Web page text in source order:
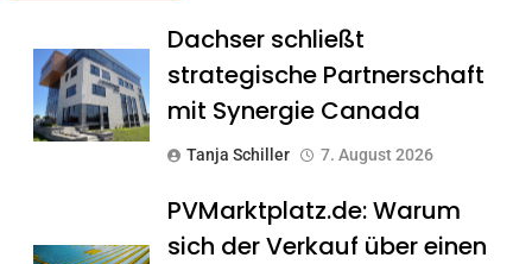
Dachser schließt
strategische Partnerschaft
mit Synergie Canada
Tanja Schiller 7. August 2026
PVMarktplatz.de: Warum
sich der Verkauf über einen